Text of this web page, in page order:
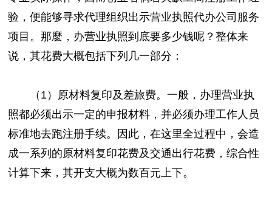
验，便能够寻求代理组织出示营业执照代办公司服务
项目。那麼，办营业执照到底要多少钱呢？整体来
说，其花费大概包括下列几一部分：
（1）原材料复印及差旅费。一般，办理营业执
照都必须出示一定的申报材料，并必须办理工作人员
标准地去跑注册手续。因此，在这里全过程中，会造
成一系列的原材料复印花费及交通出行花费，综合性
计算下来，其开支大概为数百元上下。